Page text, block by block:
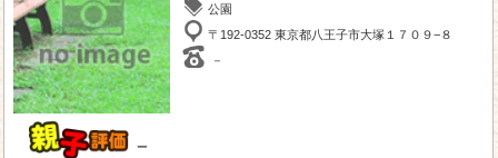
－
公園
〒192-0352 東京都八王子市大塚１７０９−８
－